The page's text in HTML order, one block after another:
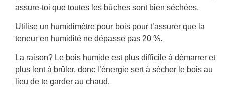
assure-toi que toutes les bûches sont bien séchées.
Utilise un humidimètre pour bois pour t’assurer que la
teneur en humidité ne dépasse pas 20 %.
La raison? Le bois humide est plus difficile à démarrer et
plus lent à brûler, donc l’énergie sert à sécher le bois au
lieu de te garder au chaud.